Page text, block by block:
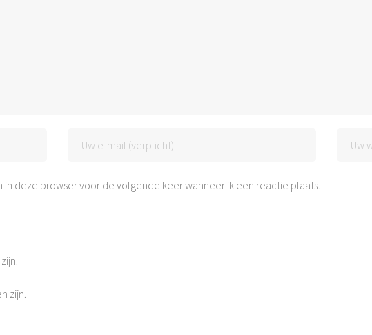
in deze browser voor de volgende keer wanneer ik een reactie plaats.
zijn.